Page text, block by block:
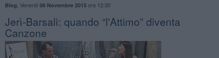
Blog Venerdì 06 Novembre 2015ore 12:30
Jerì-Barsali: quando “l'Attimo” diventa
Canzone